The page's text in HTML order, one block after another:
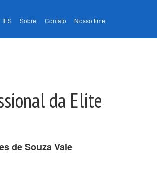
IES Sobre Contato Nosso time
da Elite
de Souza Vale